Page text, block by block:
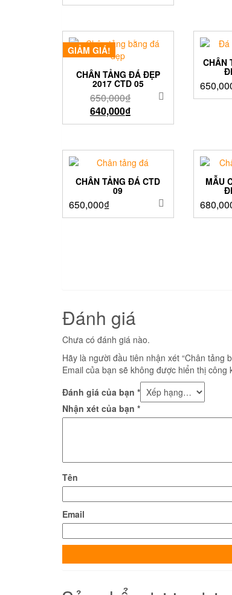
GIẢM GIÁ!
CHÂN TẢNG ĐÁ ĐẸP
2017 CTD 05
650,000₫
640,000₫
CHÂN
CHÂN TẢNG ĐÁ CTD
09
650,000₫
MẪU
Đánh giá
Chưa có đánh giá nào.
Hãy là người đầu tiên nhận xét “Chân tảng
Email của bạn sẽ không được hiển thị công
Đánh giá của bạn *
Nhận xét của bạn *
Tên
Email